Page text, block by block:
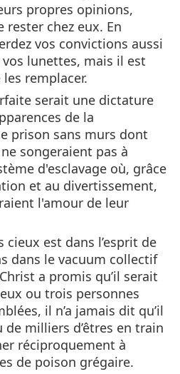
propres opinions,
rester chez eux. En
vos convictions aussi
lunettes, mais il est
remplacer.
serait une dictature
de la
prison sans murs dont
songeraient pas à
d'esclavage où, grâce
et au divertissement,
l'amour de leur
cieux est dans l’esprit de
dans le vacuum collectif
a promis qu’il serait
ou trois personnes
il n’a jamais dit qu’il
milliers d’êtres en train
réciproquement à
de poison grégaire.